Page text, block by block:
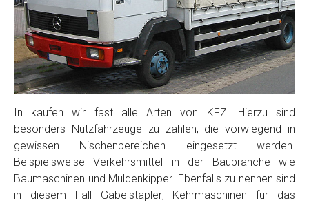
In kaufen wir fast alle Arten von KFZ. Hierzu sind
besonders Nutzfahrzeuge zu zählen, die vorwiegend in
gewissen Nischenbereichen eingesetzt werden.
Beispielsweise Verkehrsmittel in der Baubranche wie
Baumaschinen und Muldenkipper. Ebenfalls zu nennen sind
in diesem Fall Gabelstapler; Kehrmaschinen für das